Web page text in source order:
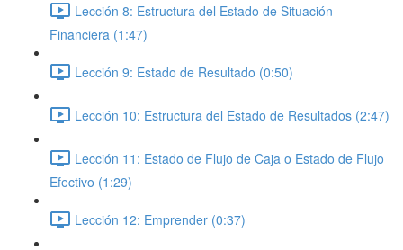
Lección 8: Estructura del Estado de Situación
Financiera (1:47)
Lección 9: Estado de Resultado (0:50)
Lección 10: Estructura del Estado de Resultados (2:47)
Lección 11: Estado de Flujo de Caja o Estado de Flujo
Efectivo (1:29)
Lección 12: Emprender (0:37)